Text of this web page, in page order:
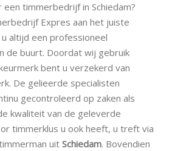
een timmerbedrijf in Schiedam?
Expres aan het juiste
altijd een professioneel
de buurt. Doordat wij gebruik
bent u verzekerd van
De gelieerde specialisten
gecontroleerd op zaken als
kwaliteit van de geleverde
timmerklus u ook heeft, u treft via
uit Schiedam. Bovendien